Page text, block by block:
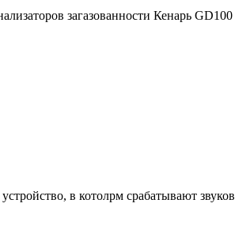
загазованности Кенарь
в котолрм срабатывают